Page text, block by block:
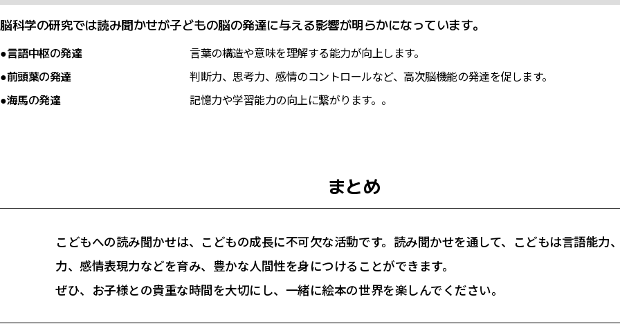
脳科学の研究では読み聞かせが子どもの脳の発達に与える影響が明らかになっています。
●言語中枢の発達
言葉の構造や意味を理解する能力が向上します。
●前頭葉の発達
判断力、思考力、感情のコントロールなど、高次脳機能の発達を促します。
●海馬の発達
記憶力や学習能力の向上に繋がります。。
まとめ
こどもへの読み聞かせは、こどもの成長に不可欠な活動です。読み聞かせを通して、こどもは言語能力
力、感情表現力などを育み、豊かな人間性を身につけることができます。
ぜひ、お子様との貴重な時間を大切にし、一緒に絵本の世界を楽しんでください。